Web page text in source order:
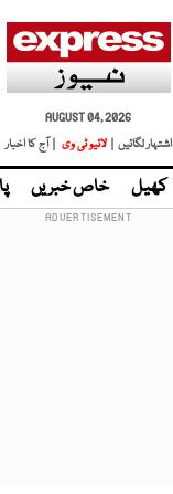
AUGUST 04, 2026
اشتہار لگائیں |
لائیو ٹی وی | آج کا اخبار
کھیل خاص خبریں